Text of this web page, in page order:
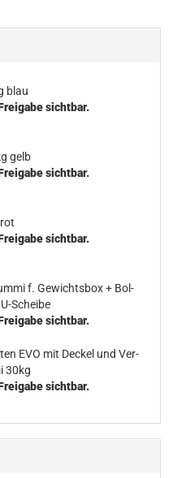
blau
sichtbar.
gelb
sichtbar.
sichtbar.
f. Ge­wichts­box + Bol­
​Scheibe
sichtbar.
EVO mit De­ckel und Ver­
30kg
sichtbar.